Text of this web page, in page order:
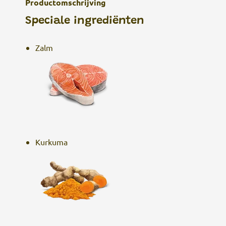
Productomschrijving
Speciale ingrediënten
Zalm
Kurkuma